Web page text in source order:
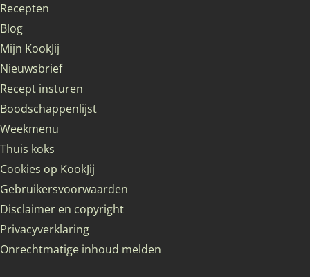
Recepten
Blog
Mijn KookJij
Nieuwsbrief
Recept insturen
Boodschappenlijst
Weekmenu
Thuis koks
Cookies op KookJij
Gebruikersvoorwaarden
Disclaimer en copyright
Privacyverklaring
Onrechtmatige inhoud melden